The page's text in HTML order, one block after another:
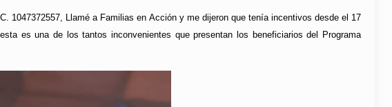
1047372557, Llamé a Familias en Acción y me dijeron que tenía incentivos desde el 17
es una de los tantos inconvenientes que presentan los beneficiarios del Programa